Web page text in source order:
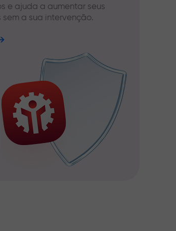
e ajuda a aumentar seus
sem a sua intervenção.